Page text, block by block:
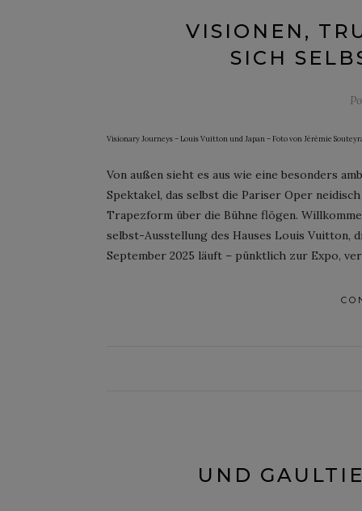
VISIONEN,
SICH
Visionary Journeys – Louis Vuitton und Japan – Foto von Jérémie
Von außen sieht es aus wie eine besonders
Spektakel, das selbst die Pariser Oper
Trapezform über die Bühne flögen.
selbst-Ausstellung des Hauses Louis Vuitton,
September 2025 läuft – pünktlich zur Expo,
UND